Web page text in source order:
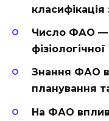
класифікація
Число ФАО —
Знання ФАО
планування
На ФАО